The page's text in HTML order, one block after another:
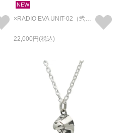
NEW
×RADIO EVA UNIT-02（弐号機） フェイス ネックレス
22,000